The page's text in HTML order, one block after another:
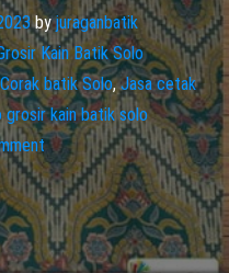
byjuraganbatik
Kain Batik Solo
Corak batik Solo,Jasa cetak
grosir kain batik solo